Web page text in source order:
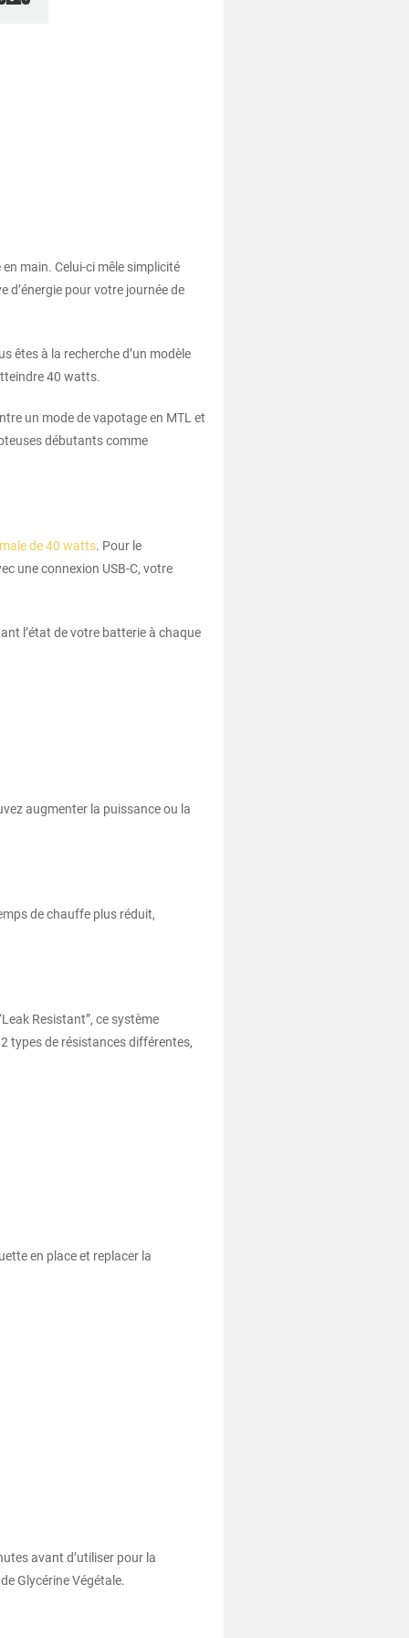
main. Celui-ci mêle simplicité
d’énergie pour votre journée de
êtes à la recherche d’un modèle
40 watts.
un mode de vapotage en MTL et
débutants comme
de 40 watts. Pour le
une connexion USB-C, votre
l’état de votre batterie à chaque
augmenter la puissance ou la
de chauffe plus réduit,
Resistant”, ce système
types de résistances différentes,
en place et replacer la
avant d’utiliser pour la
Glycérine Végétale.